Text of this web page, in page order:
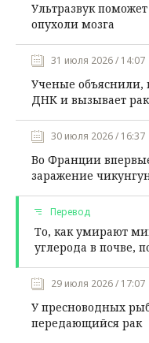
Ультразвук поможет
опухоли мозга
31 июля 2026 / 14:07
Ученые объяснили,
ДНК и вызывает
30 июля 2026 / 16:37
Во Франции
заражение
Перевод
То, как умирают
углерода в почве,
29 июля 2026 / 17:07
У пресноводных
передающийся рак